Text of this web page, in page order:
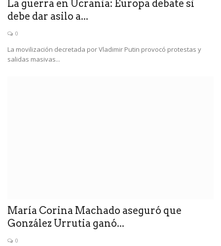
La guerra en Ucrania: Europa debate si
debe dar asilo a...
0
La movilización decretada por Vladimir Putin provocó protestas y
salidas masivas...
María Corina Machado aseguró que
González Urrutia ganó...
0